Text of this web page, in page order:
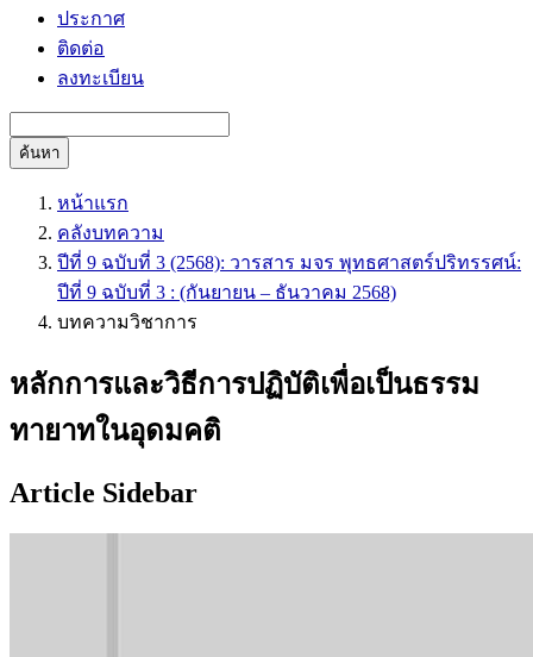
ประกาศ
ติดต่อ
ลงทะเบียน
ค้นหา
หน้าแรก
คลังบทความ
ปีที่ 9 ฉบับที่ 3 (2568): วารสาร มจร พุทธศาสตร์ปริทรรศน์:
ปีที่ 9 ฉบับที่ 3 : (กันยายน – ธันวาคม 2568)
บทความวิชาการ
หลักการและวิธีการปฏิบัติเพื่อเป็นธรรม
ทายาทในอุดมคติ
Article Sidebar